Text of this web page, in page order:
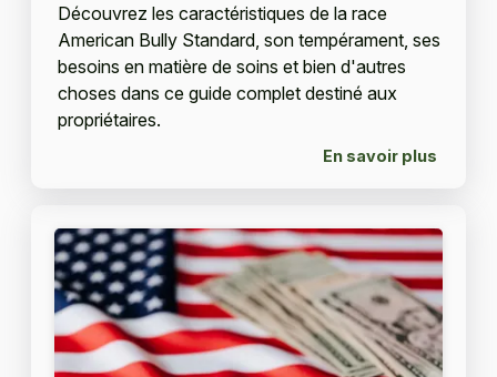
Découvrez les caractéristiques de la race
American Bully Standard, son tempérament, ses
besoins en matière de soins et bien d'autres
choses dans ce guide complet destiné aux
propriétaires.
En savoir plus